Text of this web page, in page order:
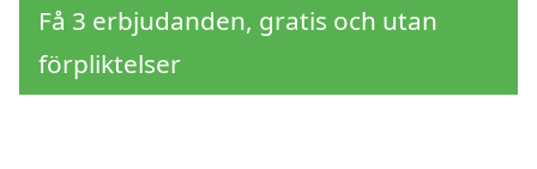
Få 3 erbjudanden, gratis och utan
förpliktelser